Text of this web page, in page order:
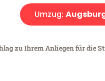
Umzug:
zu Ihrem Anliegen für die